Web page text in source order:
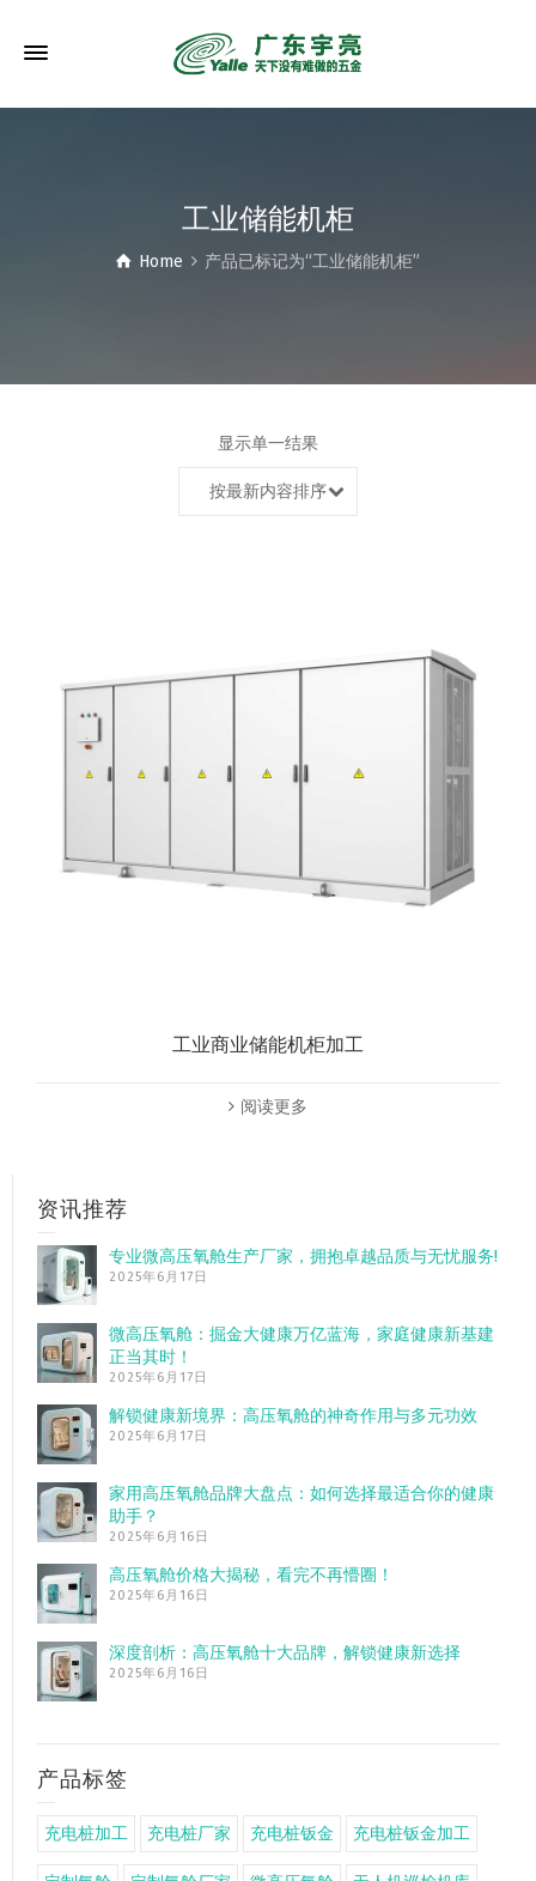
工业储能机柜
Home 产品已标记为“工业储能机柜”
显示单一结果
按最新内容排序
工业商业储能机柜加工
阅读更多
资讯推荐
专业微高压氧舱生产厂家，拥抱卓越品质与无忧服务!
2025年6月17日
微高压氧舱：掘金大健康万亿蓝海，家庭健康新基建
正当其时！
2025年6月17日
解锁健康新境界：高压氧舱的神奇作用与多元功效
2025年6月17日
家用高压氧舱品牌大盘点：如何选择最适合你的健康
助手？
2025年6月16日
高压氧舱价格大揭秘，看完不再懵圈！
2025年6月16日
深度剖析：高压氧舱十大品牌，解锁健康新选择
2025年6月16日
产品标签
充电桩加工 充电桩厂家 充电桩钣金 充电桩钣金加工